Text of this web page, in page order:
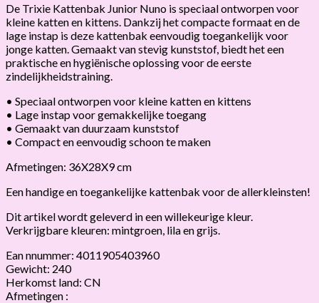
De Trixie Kattenbak Junior Nuno is speciaal ontworpen voor
kleine katten en kittens. Dankzij het compacte formaat en de
lage instap is deze kattenbak eenvoudig toegankelijk voor
jonge katten. Gemaakt van stevig kunststof, biedt het een
praktische en hygiënische oplossing voor de eerste
zindelijkheidstraining.
• Speciaal ontworpen voor kleine katten en kittens
• Lage instap voor gemakkelijke toegang
• Gemaakt van duurzaam kunststof
• Compact en eenvoudig schoon te maken
Afmetingen: 36X28X9 cm
Een handige en toegankelijke kattenbak voor de allerkleinsten!
Dit artikel wordt geleverd in een willekeurige kleur.
Verkrijgbare kleuren: mintgroen, lila en grijs.
Ean nnummer: 4011905403960
Gewicht: 240
Herkomst land: CN
Afmetingen :